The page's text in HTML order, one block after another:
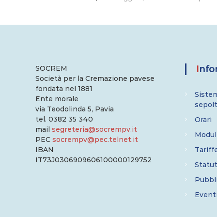
SOCREM
Società per la Cremazione pavese
fondata nel 1881
Ente morale
via Teodolinda 5, Pavia
tel. 0382 35 340
mailsegreteria@socrempv.it
PECsocrempv@pec.telnet.it
IBAN
IT73J0306909606100000129752
Orari
Eventi